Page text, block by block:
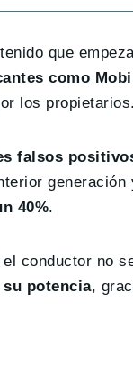
que
como
los propietarios.
falsos
generación
40%.
conductor no
potencia,